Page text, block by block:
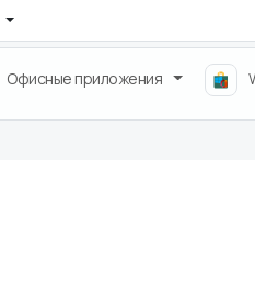
Офисные приложения